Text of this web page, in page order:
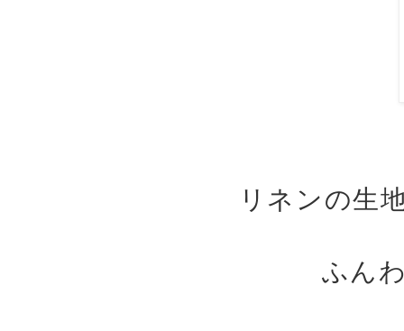
リネンの生
ふん